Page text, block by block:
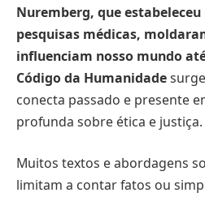
Nuremberg, que
pesquisas médicas,
influenciam nosso mundo
Código da Humanidade
conecta passado e presente
profunda sobre ética e justiça.
Muitos textos e abordagens
limitam a contar fatos ou